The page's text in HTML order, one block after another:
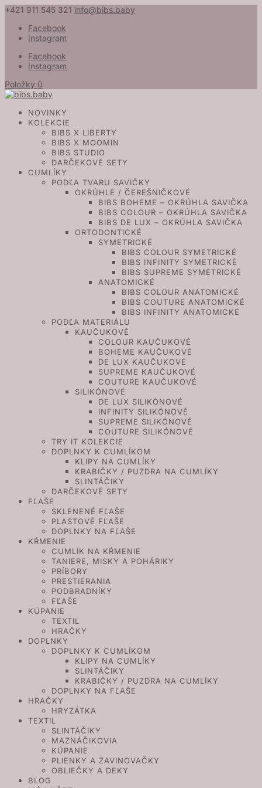
+421 911 545 321 info@bibs.baby
Facebook
Instagram
Facebook
Instagram
Položky 0
NOVINKY
KOLEKCIE
BIBS X LIBERTY
BIBS X MOOMIN
BIBS STUDIO
DARČEKOVÉ SETY
CUMLÍKY
PODĽA TVARU SAVIČKY
OKRÚHLE / ČEREŠNIČKOVÉ
BIBS BOHEME – OKRÚHLA SAVIČKA
BIBS COLOUR – OKRÚHLA SAVIČKA
BIBS DE LUX – OKRÚHLA SAVIČKA
ORTODONTICKÉ
SYMETRICKÉ
BIBS COLOUR SYMETRICKÉ
BIBS INFINITY SYMETRICKÉ
BIBS SUPREME SYMETRICKÉ
ANATOMICKÉ
BIBS COLOUR ANATOMICKÉ
BIBS COUTURE ANATOMICKÉ
BIBS INFINITY ANATOMICKÉ
PODĽA MATERIÁLU
KAUČUKOVÉ
COLOUR KAUČUKOVÉ
BOHEME KAUČUKOVÉ
DE LUX KAUČUKOVÉ
SUPREME KAUČUKOVÉ
COUTURE KAUČUKOVÉ
SILIKÓNOVÉ
DE LUX SILIKÓNOVÉ
INFINITY SILIKÓNOVÉ
SUPREME SILIKÓNOVÉ
COUTURE SILIKÓNOVÉ
TRY IT KOLEKCIE
DOPLNKY K CUMLÍKOM
KLIPY NA CUMLÍKY
KRABIČKY / PUZDRA NA CUMLÍKY
SLINTÁČIKY
DARČEKOVÉ SETY
FĽAŠE
SKLENENÉ FĽAŠE
PLASTOVÉ FĽAŠE
DOPLNKY NA FĽAŠE
KŔMENIE
CUMLÍK NA KŔMENIE
TANIERE, MISKY A POHÁRIKY
PRÍBORY
PRESTIERANIA
PODBRADNÍKY
FĽAŠE
KÚPANIE
TEXTIL
HRAČKY
DOPLNKY
DOPLNKY K CUMLÍKOM
KLIPY NA CUMLÍKY
SLINTÁČIKY
KRABIČKY / PUZDRA NA CUMLÍKY
DOPLNKY NA FĽAŠE
HRAČKY
HRYZÁTKA
TEXTIL
SLINTÁČIKY
MAZNÁČIKOVIA
KÚPANIE
PLIENKY A ZAVINOVAČKY
OBLIEČKY A DEKY
BLOG